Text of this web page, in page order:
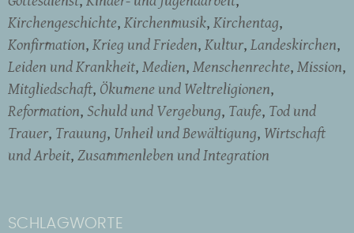
Kirchengeschichte Kirchenmusik Kirchentag
Konfirmation Krieg und Frieden Kultur Landeskirchen
Leiden und Krankheit Medien Menschenrechte Mission
Mitgliedschaft Ökumene und Weltreligionen
Reformation Schuld und Vergebung Taufe Tod und
Trauer Trauung Unheil und Bewältigung Wirtschaft
und Arbeit Zusammenleben und Integration
SCHLAGWORTE